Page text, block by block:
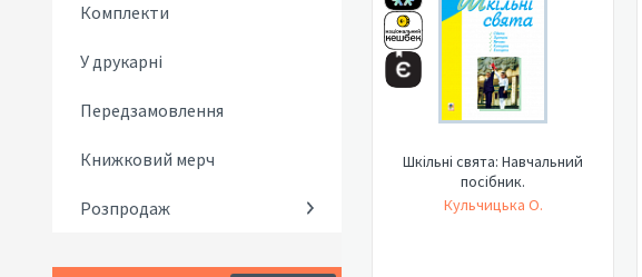
Комплекти
У друкарні
Передзамовлення
Книжковий мерч
Розпродаж
Шкільні свята: Навчальний
посібник.
Кульчицька О.